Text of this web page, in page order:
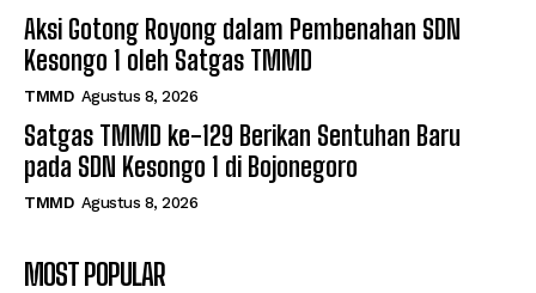
Aksi Gotong Royong dalam Pembenahan SDN
Kesongo 1 oleh Satgas TMMD
TMMD Agustus 8, 2026
Satgas TMMD ke-129 Berikan Sentuhan Baru
pada SDN Kesongo 1 di Bojonegoro
TMMD Agustus 8, 2026
MOST POPULAR